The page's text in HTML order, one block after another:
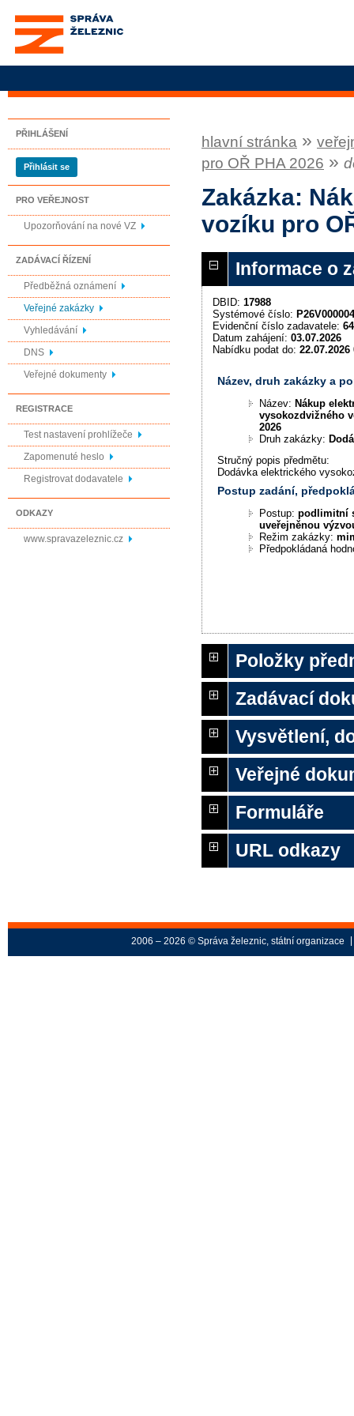
Správa železnic, státní
organizace
PŘIHLÁŠENÍ
Přihlásit se
PRO VEŘEJNOST
Upozorňování na nové VZ
ZADÁVACÍ ŘÍZENÍ
Předběžná oznámení
Veřejné zakázky
Vyhledávání
DNS
Veřejné dokumenty
REGISTRACE
Test nastavení prohlížeče
Zapomenuté heslo
Registrovat dodavatele
ODKAZY
www.spravazeleznic.cz
hlavní stránka »
pro OŘ PHA 2026 »
Zakázka:
vozíku pro
Informace o
DBID: 17988
Systémové číslo:
Evidenční číslo zadavatele:
Datum zahájení: 03.07.2026
Nabídku podat do: 22.07.2026
Název, druh zakázky a
Název:Nákup
vysokozdvižného
2026
Druh zakázky:
Stručný popis předmětu:
Dodávka elektrického
Postup zadání,
Postup:podlimitní
uveřejněnou
Režim zakázky:
Předpokládaná
Položky
Zadávací
Vysvětlení,
Veřejné
Formuláře
URL odkazy
2006 – 2026 © Správa železnic, státní organizace